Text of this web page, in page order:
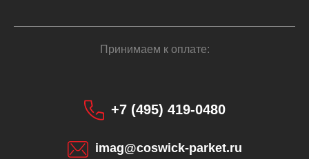
Принимаем к оплате:
+7 (495) 419-0480
imag@coswick-parket.ru